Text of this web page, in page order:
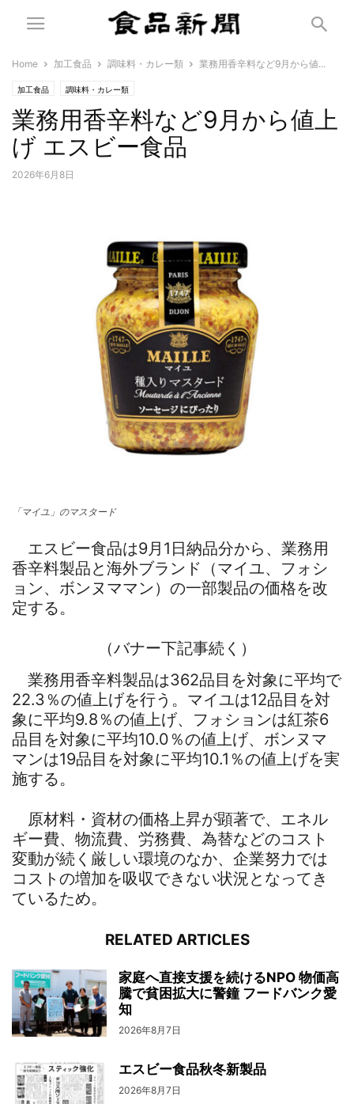
Home 加工食品 調味料・カレー類 業務用香辛料など9月から値...
加工食品 調味料・カレー類
業務用香辛料など9月から値上
げ エスビー食品
2026年6月8日
「マイユ」のマスタード
エスビー食品は9月1日納品分から、業務用
香辛料製品と海外ブランド（マイユ、フォシ
ョン、ボンヌママン）の一部製品の価格を改
定する。
（バナー下記事続く）
業務用香辛料製品は362品目を対象に平均で
22.3％の値上げを行う。マイユは12品目を対
象に平均9.8％の値上げ、フォションは紅茶6
品目を対象に平均10.0％の値上げ、ボンヌマ
マンは19品目を対象に平均10.1％の値上げを実
施する。
原材料・資材の価格上昇が顕著で、エネル
ギー費、物流費、労務費、為替などのコスト
変動が続く厳しい環境のなか、企業努力では
コストの増加を吸収できない状況となってき
ているため。
RELATED ARTICLES
家庭へ直接支援を続けるNPO 物価高
騰で貧困拡大に警鐘 フードバンク愛
知
2026年8月7日
エスビー食品秋冬新製品
2026年8月7日